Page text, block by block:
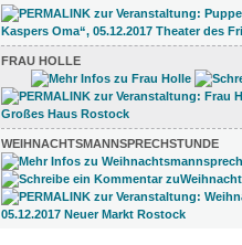
FRAU HOLLE
WEIHNACHTSMANNSPRECHSTUNDE